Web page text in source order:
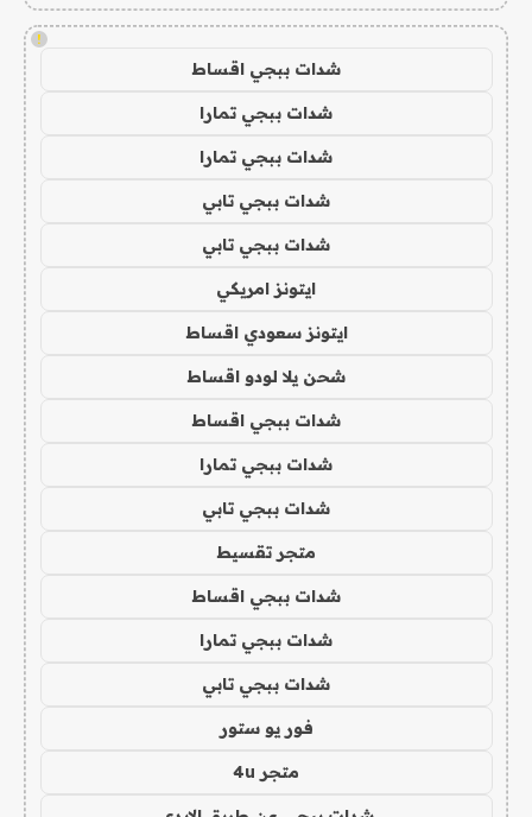
!
شدات ببجي اقساط
شدات ببجي تمارا
شدات ببجي تمارا
شدات ببجي تابي
شدات ببجي تابي
ايتونز امريكي
ايتونز سعودي اقساط
شحن يلا لودو اقساط
شدات ببجي اقساط
شدات ببجي تمارا
شدات ببجي تابي
متجر تقسيط
شدات ببجي اقساط
شدات ببجي تمارا
شدات ببجي تابي
فور يو ستور
متجر 4u